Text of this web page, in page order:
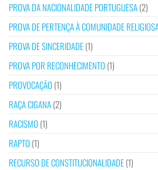
PROVA DA NACIONALIDADE PORTUGUESA(2)
PROVA DE PERTENÇA À COMUNIDADE
PROVA DE SINCERIDADE(1)
PROVA POR RECONHECIMENTO (1)
PROVOCAÇÃO (1)
RAÇA CIGANA(2)
RACISMO (1)
RAPTO (1)
RECURSO DE CONSTITUCIONALIDADE(1)